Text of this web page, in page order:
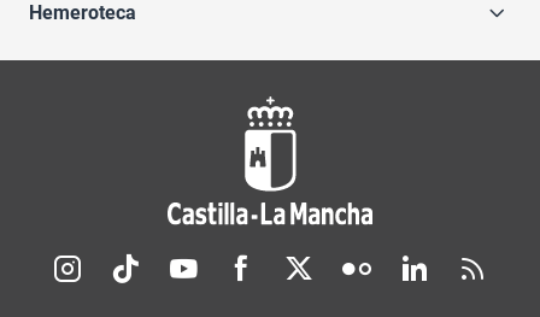
Hemeroteca
Redes sociales JCCM